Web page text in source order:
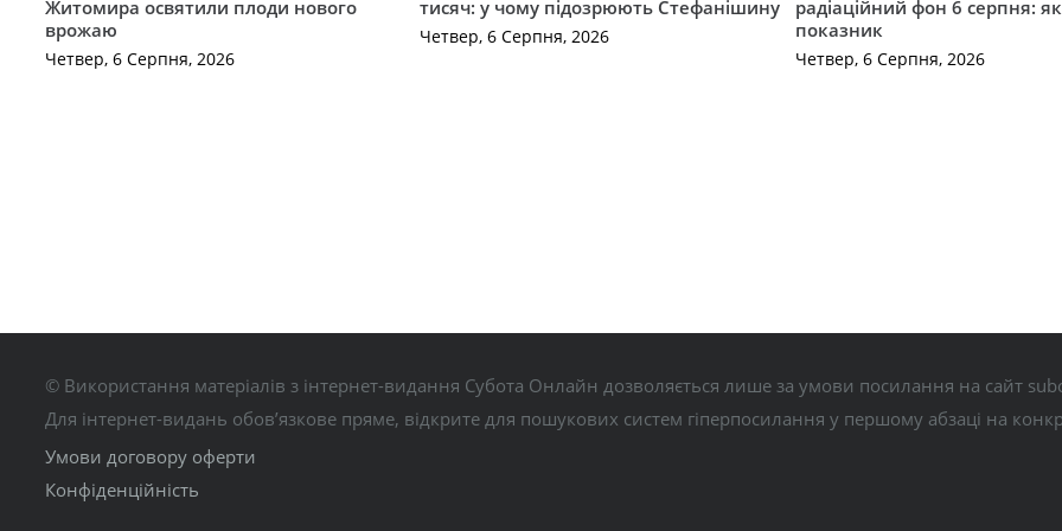
Житомира освятили плоди нового
врожаю
Четвер, 6 Серпня, 2026
тисяч: у чому підозрюють Стефанішину
Четвер, 6 Серпня, 2026
радіаційний фон 6 серпня:
показник
Четвер, 6 Серпня, 2026
© Використання матеріалів з інтернет-видання Субота Онлайн дозволяється лише за умови посилання на сайт
Для інтернет-видань обов’язкове пряме, відкрите для пошукових систем гіперпосилання у першому абзаці на
Умови договору оферти
Конфіденційність